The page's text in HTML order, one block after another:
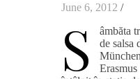
June 6, 2012 /
S
âmbăta
de salsa
Erasmus